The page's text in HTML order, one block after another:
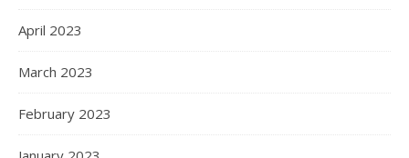
April 2023
March 2023
February 2023